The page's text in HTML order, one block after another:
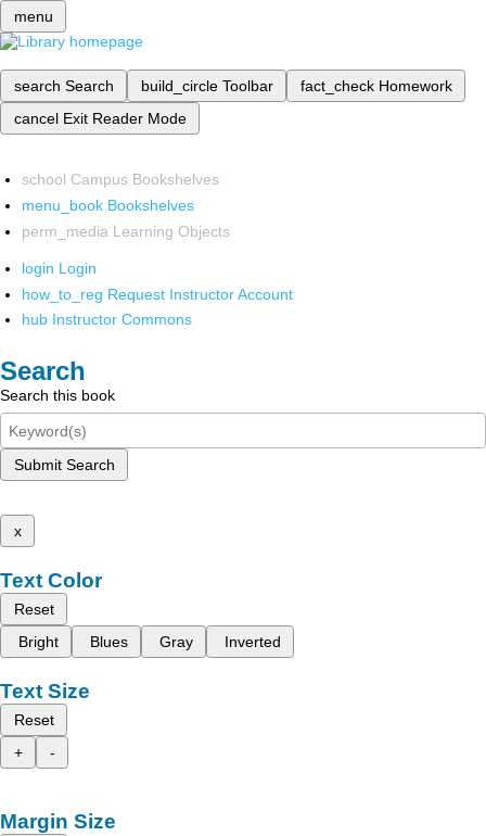
menu
search Search build_circle Toolbar fact_check Homework
cancel Exit Reader Mode
school Campus Bookshelves
menu_book Bookshelves
perm_media Learning Objects
login Login
how_to_reg Request Instructor Account
hub Instructor Commons
Search
Search this book
Submit Search
x
Text Color
Reset
Bright
Blues Gray Inverted
Text Size
Reset
+
-
Margin Size